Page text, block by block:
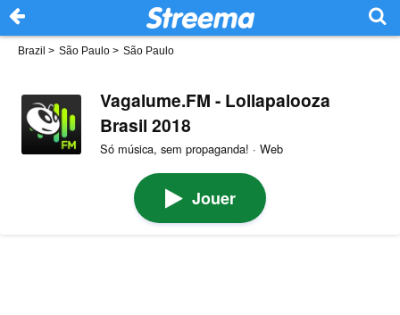
Brazil > São Paulo > São Paulo
Vagalume.FM - Lollapalooza
Brasil 2018
Só música, sem propaganda! · Web
Jouer